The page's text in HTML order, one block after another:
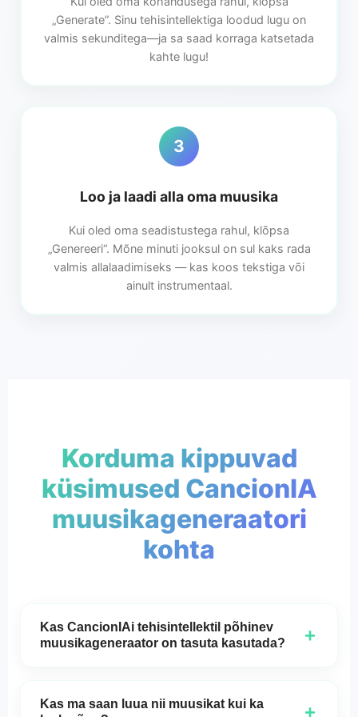
„Generate”. Sinu tehisintellektiga loodud lugu on
valmis sekunditega—ja sa saad korraga katsetada
kahte lugu!
3
Loo ja laadi alla oma muusika
Kui oled oma seadistustega rahul, klõpsa
„Genereeri“. Mõne minuti jooksul on sul kaks rada
valmis allalaadimiseks — kas koos tekstiga või
ainult instrumentaal.
Korduma kippuvad
küsimused CancionIA
muusikageneraatori
kohta
Kas CancionIAi tehisintellektil põhinev
muusikageneraator on tasuta kasutada?
+
on täiesti tasuta ning selle kasutamise alustamiseks
Kas ma saan luua nii muusikat kui ka
+